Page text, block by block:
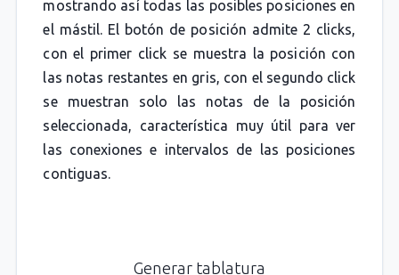
mostrando así todas las posibles posiciones en
el mástil. El botón de posición admite 2 clicks,
con el primer click se muestra la posición con
las notas restantes en gris, con el segundo click
se muestran solo las notas de la posición
seleccionada, característica muy útil para ver
las conexiones e intervalos de las posiciones
contiguas.
Generar tablatura